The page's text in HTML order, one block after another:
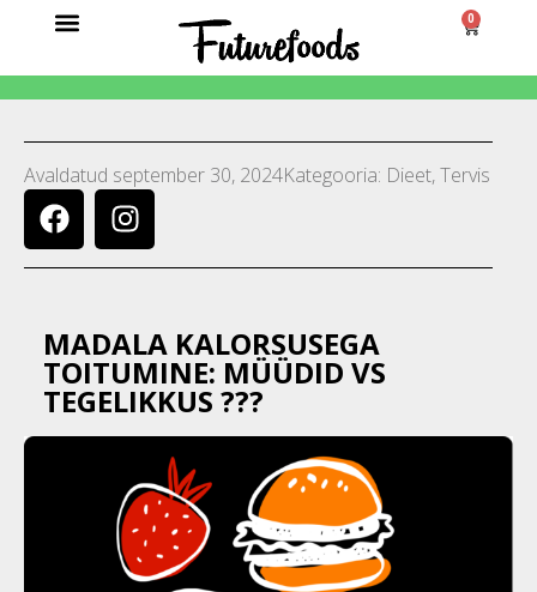
0
Avaldatud september 30, 2024Kategooria: Dieet,Tervis
MADALA KALORSUSEGA
TOITUMINE: MÜÜDID VS
TEGELIKKUS ???